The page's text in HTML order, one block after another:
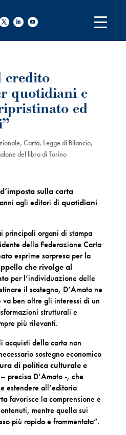
credito
quotidiani e
ed
, Carta, Legge di Bilancio,
del libro di Torino
sulla carta
agli editori di quotidiani
principali organi di stampa
della Federazione Carta
esprime sorpresa per la
che rivolge al
per l’individuazione delle
il sostegno, D’Amato ne
ben oltre gli interessi di un
strutturali e
più rilevanti.
acquisti della carta non
sostegno economico
di politica culturale e
precisa D’Amato -, che
estendere all’editoria
favorisce la comprensione e
mentre quella sui
più rapida e frammentata”.